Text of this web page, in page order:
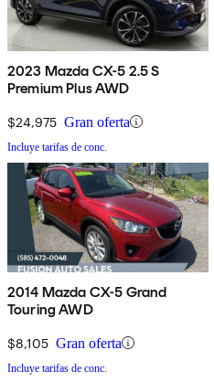
2023 Mazda CX-5 2.5 S
Premium Plus AWD
$24,975 Gran oferta
Incluye tarifas de conc.
2014 Mazda CX-5 Grand
Touring AWD
$8,105 Gran oferta
Incluye tarifas de conc.